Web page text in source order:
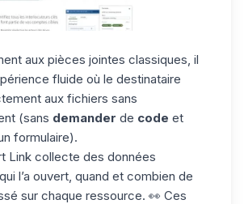
aux pièces jointes classiques, il
fluide où le destinataire
aux fichiers sans
(sans demander de code et
formulaire).
Link collecte des données
l’a ouvert, quand et combien de
sur chaque ressource. 👀 Ces